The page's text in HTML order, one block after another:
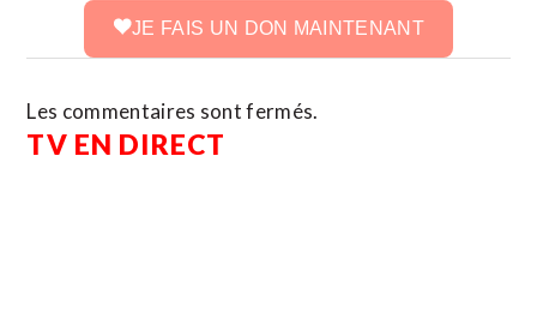
JE FAIS UN DON MAINTENANT
Les commentaires sont fermés.
TV EN DIRECT